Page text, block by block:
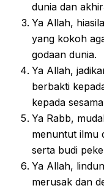
dunia dan
Ya Allah,
yang kokoh
godaan dunia.
Ya Allah,
berbakti
kepada
Ya Rabb,
menuntut ilmu
serta budi
Ya Allah,
merusak dan